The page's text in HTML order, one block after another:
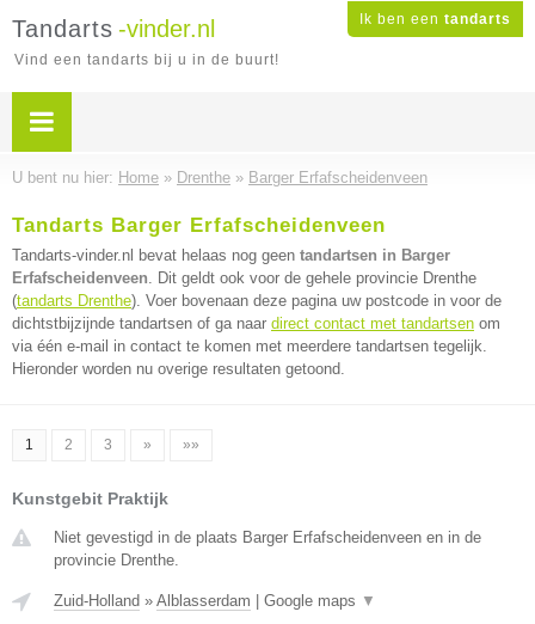
Ik ben een tandarts
Tandarts -vinder.nl
Vind een tandarts bij u in de buurt!
U bent nu hier: Home » Drenthe » Barger Erfafscheidenveen
Tandarts Barger Erfafscheidenveen
Tandarts-vinder.nl bevat helaas nog geen tandartsen in Barger
Erfafscheidenveen. Dit geldt ook voor de gehele provincie Drenthe
(tandarts Drenthe). Voer bovenaan deze pagina uw postcode in voor de
dichtstbijzijnde tandartsen of ga naar direct contact met tandartsen om
via één e-mail in contact te komen met meerdere tandartsen tegelijk.
Hieronder worden nu overige resultaten getoond.
1 2 3 » »»
Kunstgebit Praktijk
Niet gevestigd in de plaats Barger Erfafscheidenveen en in de
provincie Drenthe.
Zuid-Holland » Alblasserdam Google maps ▼